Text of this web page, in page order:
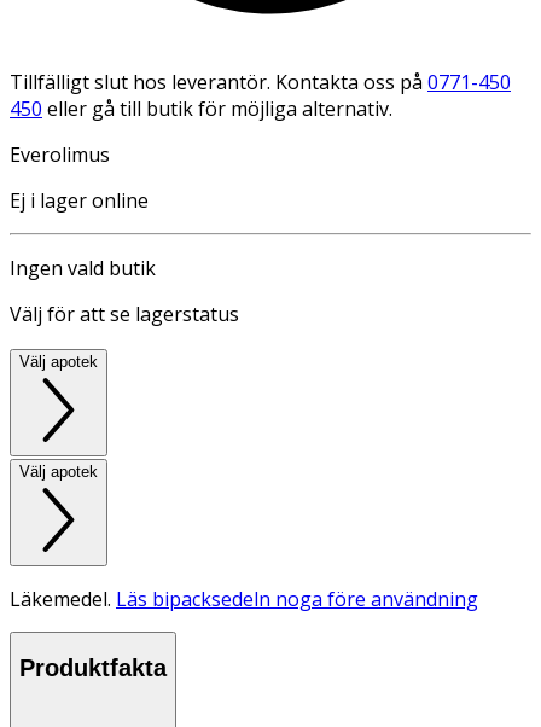
Tillfälligt slut hos leverantör. Kontakta oss på 0771-450
450 eller gå till butik för möjliga alternativ.
Everolimus
Ej i lager online
Ingen vald butik
Välj för att se lagerstatus
Välj apotek
Välj apotek
Läkemedel. Läs bipacksedeln noga före användning
Produktfakta